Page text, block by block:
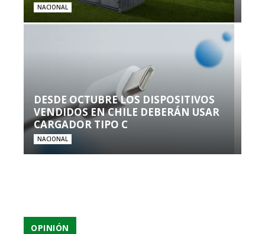
NACIONAL
DESDE OCTUBRE LOS DISPOSITIVOS
VENDIDOS EN CHILE DEBERÁN USAR
CARGADOR TIPO C
NACIONAL
OPINIÓN